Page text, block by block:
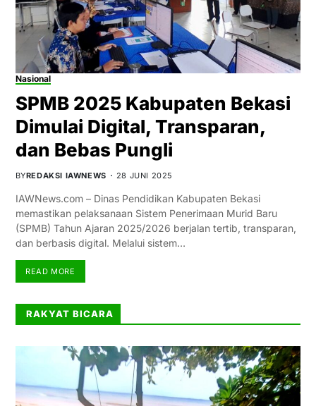
Nasional
SPMB 2025 Kabupaten Bekasi
Dimulai Digital, Transparan,
dan Bebas Pungli
BYREDAKSI IAWNEWS 28 JUNI 2025
IAWNews.com – Dinas Pendidikan Kabupaten Bekasi
memastikan pelaksanaan Sistem Penerimaan Murid Baru
(SPMB) Tahun Ajaran 2025/2026 berjalan tertib, transparan,
dan berbasis digital. Melalui sistem…
READ MORE
RAKYAT BICARA